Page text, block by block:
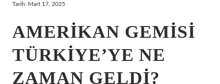
Tarih: Mart 17, 2025
AMERIKAN GEMISI
TÜRKIYE’YE NE
ZAMAN GELDI?